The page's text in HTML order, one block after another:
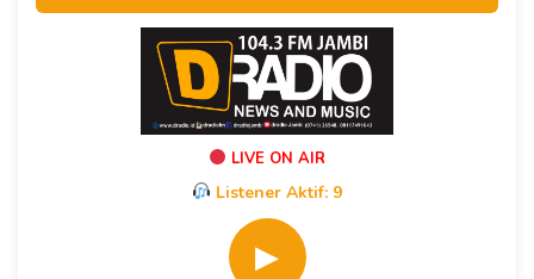
LIVE ON AIR
Listener Aktif: 9
▶